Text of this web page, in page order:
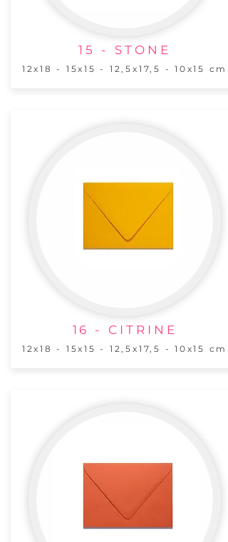
15 - STONE
12x18 - 15x15 - 12,5x17,5 - 10x15 cm
16 - CITRINE
12x18 - 15x15 - 12,5x17,5 - 10x15 cm